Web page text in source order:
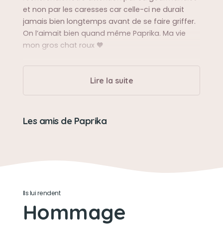
et non par les caresses car celle-ci ne durait
jamais bien longtemps avant de se faire griffer.
On l’aimait bien quand même Paprika. Ma vie
mon gros chat roux 🧡
Paprika aimait bien se balader dans le jardin, il
revenir encore avec une blessure
Son caractère
Paprika pouvait avoir mauvais caractère. Par
certains moments, il pouvait nous surprendre,
Lire la suite
Les amis de Paprika
Ils lui rendent
Hommage